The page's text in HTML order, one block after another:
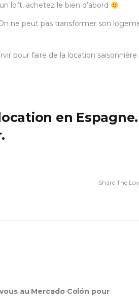
loft, achetez le bien d’abord
ne peut pas transformer son
pour faire de la location
en
Share The
au Mercado Colón pour